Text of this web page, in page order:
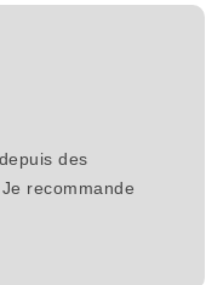
des
recommande